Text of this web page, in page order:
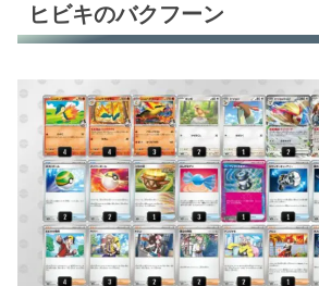
ヒビキのバクフーン